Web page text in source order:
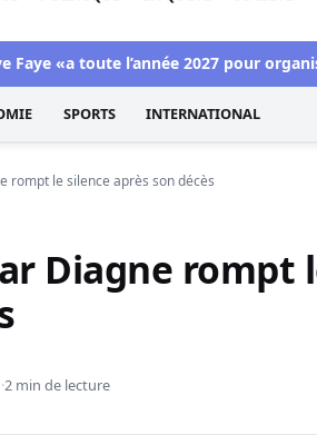
de l'Afrique.
toute l’année 2027 pour organiser
SPORTS INTERNATIONAL
rompt le silence après son décès
Diagne rompt
2 min de lecture